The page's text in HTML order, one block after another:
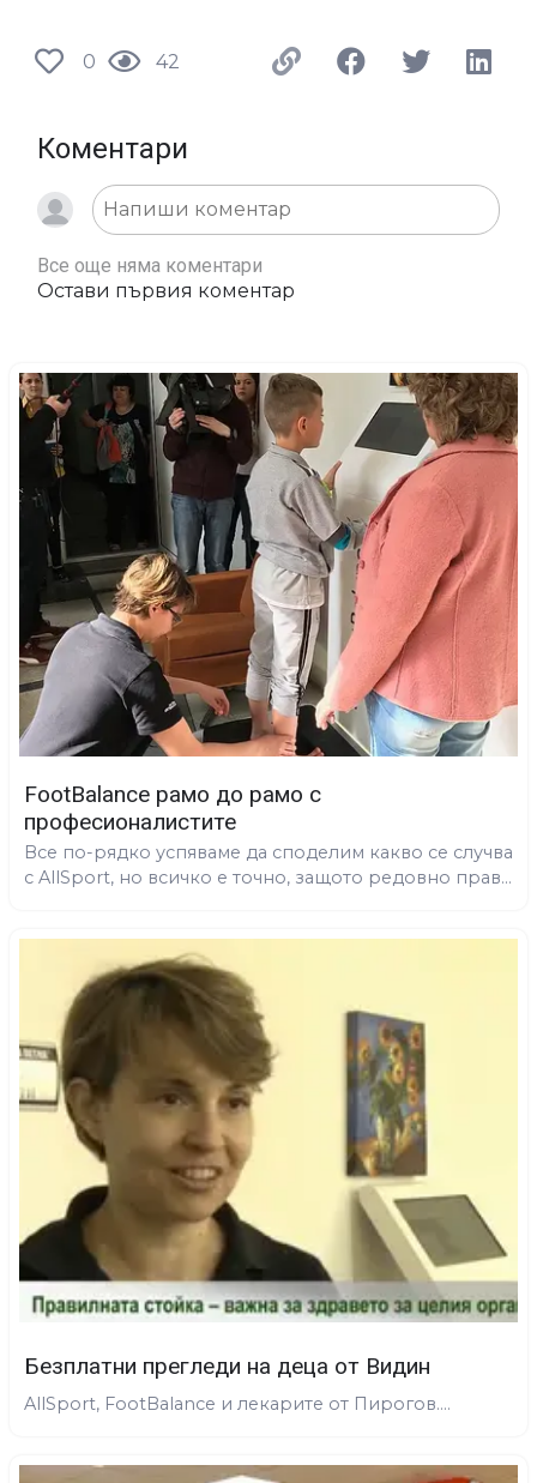
0 42
Коментари
Все още няма коментари
Остави първия коментар
FootBalance рамо до рамо с
професионалистите
Все по-рядко успяваме да споделим какво се случва
с AllSport, но всичко е точно, защото редовно прав...
Безплатни прегледи на деца от Видин
AllSport, FootBalance и лекарите от Пирогов....